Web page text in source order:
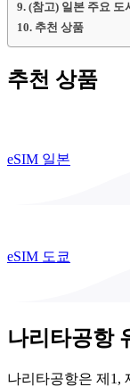
(참고) 일본 주요 도
추천 상품
추천 상품
eSIM 일본
eSIM 도쿄
나리타공항
나리타공항은 제1,